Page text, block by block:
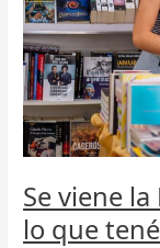
Se viene
lo que
todo
lo
que
tenés
que
saber